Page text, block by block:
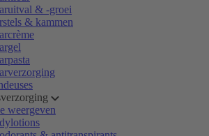
& -groei
& kammen
weergeven